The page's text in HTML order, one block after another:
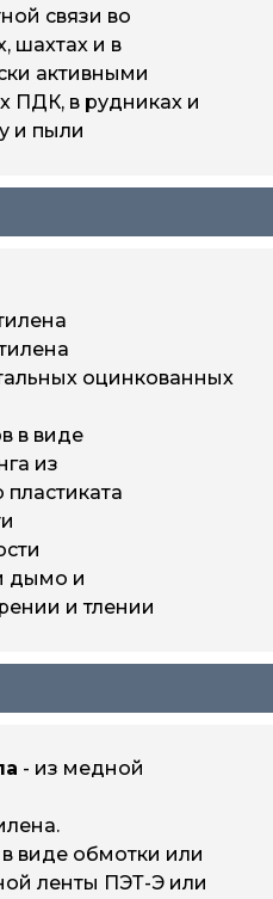
связи во
шахтах и в
активными
ПДК, в рудниках и
и пыли
оцинкованных
в виде
из
дымо и
и тлении
- из медной
в виде обмотки или
ленты ПЭТ-Э или